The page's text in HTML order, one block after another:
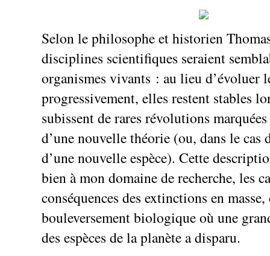
Selon le philosophe et historien
disciplines scientifiques seraient
organismes vivants : au lieu d’évoluer
progressivement, elles restent stables
subissent de rares révolutions
d’une nouvelle théorie (ou, dans le cas
d’une nouvelle espèce). Cette
bien à mon domaine de recherche, les
conséquences des extinctions en
bouleversement biologique où une
des espèces de la planète a disparu.